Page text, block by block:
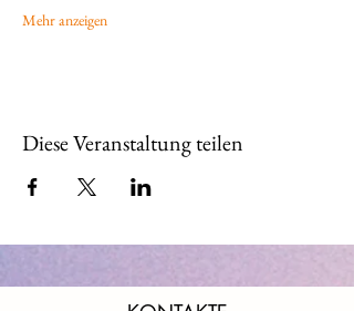
Mehr anzeigen
Diese Veranstaltung teilen